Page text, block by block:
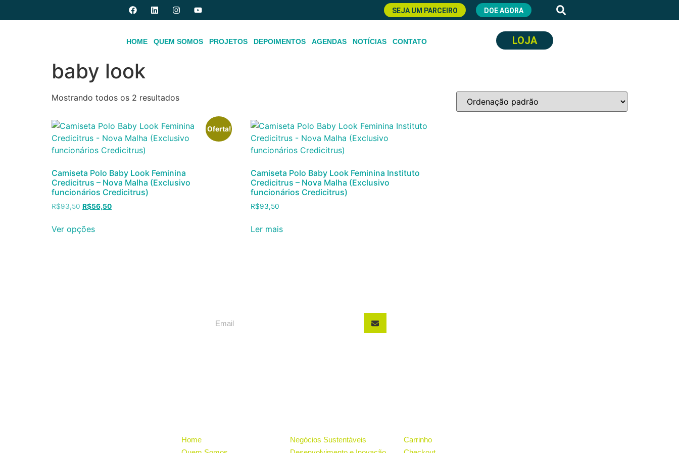
SEJA UM PARCEIRO DOE AGORA
HOME QUEM SOMOS PROJETOS DEPOIMENTOS AGENDAS NOTÍCIAS CONTATO LOJA
/ Produtos marcados com a tag “baby look”
baby look
Mostrando todos os 2 resultados
Oferta!
Camiseta Polo Baby Look Feminina
Credicitrus – Nova Malha (Exclusivo
funcionários Credicitrus)
R$93,50 R$56,50
Ver opções
Camiseta Polo Baby Look Feminina Instituto
Credicitrus – Nova Malha (Exclusivo
funcionários Credicitrus)
R$93,50
Ler mais
Home
Negócios Sustentáveis
Carrinho